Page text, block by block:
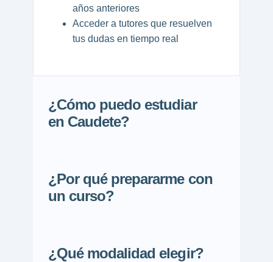
años anteriores
Acceder a tutores que resuelven
tus dudas en tiempo real
¿Cómo puedo estudiar
en Caudete?
¿Por qué prepararme con
un curso?
¿Qué modalidad elegir?